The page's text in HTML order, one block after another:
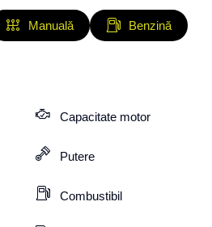
Manuală Benzină
Capacitate motor
Putere
Combustibil